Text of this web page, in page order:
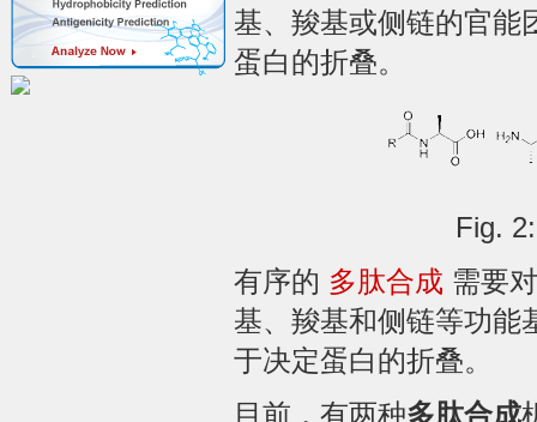
基、羧基或侧链的官能
蛋白的折叠。
Fig.
有序的 多肽合成 需要
基、羧基和侧链等功能
于决定蛋白的折叠。
目前，有两种多肽合成